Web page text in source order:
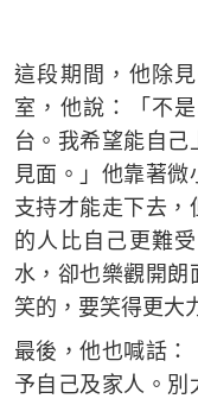
這段期間，他除
室，他說：「不
台。我希望能自
見面。」他靠著
支持才能走下去，
的人比自己更難
水，卻也樂觀開朗
笑的，要笑得更大
最後，他也喊話：
予自己及家人。別